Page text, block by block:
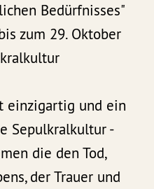
Bedürfnisses"
zum 29. Oktober
einzigartig und ein
Sepulkralkultur -
die den Tod,
der Trauer und